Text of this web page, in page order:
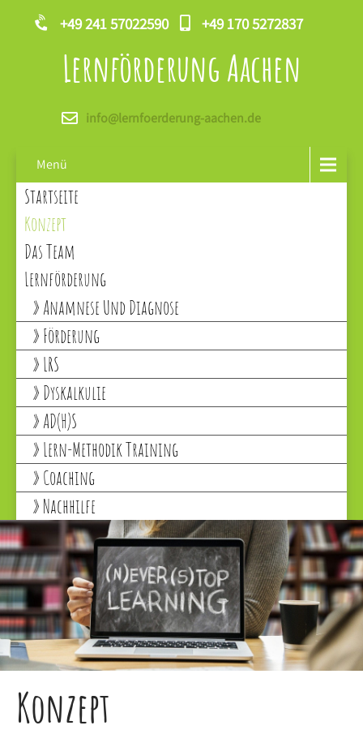
+49 241 57022590 +49 170 5272837
Lernförderung Aachen
info@lernfoerderung-aachen.de
Menü
Startseite
Konzept
Das Team
Lernförderung
Anamnese Und Diagnose
Förderung
LRS
Dyskalkulie
AD(H)S
Lern-Methodik Training
Coaching
Nachhilfe
Konzept